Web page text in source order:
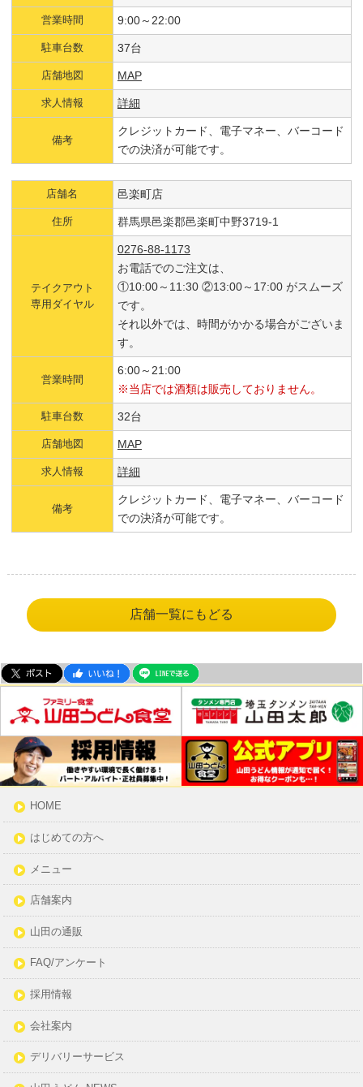
営業時間 9:00～22:00
駐車台数 37台
店舗地図 MAP
求人情報 詳細
備考
クレジットカード、電子マネー、バーコード
での決済が可能です。
店舗名 邑楽町店
住所 群馬県邑楽郡邑楽町中野3719-1
テイクアウト
専用ダイヤル
0276-88-1173
お電話でのご注文は、
①10:00～11:30 ②13:00～17:00 がスムーズ
です。
それ以外では、時間がかかる場合がございま
す。
営業時間
6:00～21:00
※当店では酒類は販売しておりません。
駐車台数 32台
店舗地図 MAP
求人情報 詳細
備考
クレジットカード、電子マネー、バーコード
での決済が可能です。
店舗一覧にもどる
HOME
はじめての方へ
メニュー
店舗案内
山田の通販
FAQ/アンケート
採用情報
会社案内
デリバリーサービス